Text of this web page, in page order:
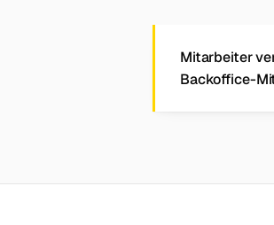
Mitarbeiter
Backoffice-